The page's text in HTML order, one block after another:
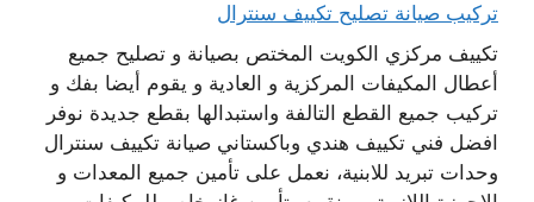
تركيب صيانة تصليح تكييف سنترال
تكييف مركزي الكويت المختص بصيانة و تصليح جميع
أعطال المكيفات المركزية و العادية و يقوم أيضا بفك و
تركيب جميع القطع التالفة واستبدالها بقطع جديدة نوفر
افضل فني تكييف هندي وباكستاني صيانة تكييف سنترال
وحدات تبريد للابنية، نعمل على تأمين جميع المعدات و